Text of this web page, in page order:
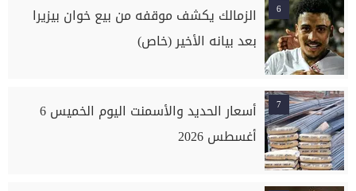
6
الزمالك يكشف موقفه من بيع خوان بيزيرا
بعد بيانه الأخير (خاص)
7
أسعار الحديد والأسمنت اليوم الخميس 6
أغسطس 2026